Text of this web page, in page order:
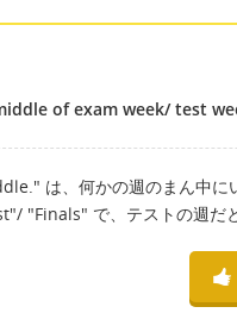
of exam week/ test
は、何かの週のまん中に
"Finals" で、テストの週だ